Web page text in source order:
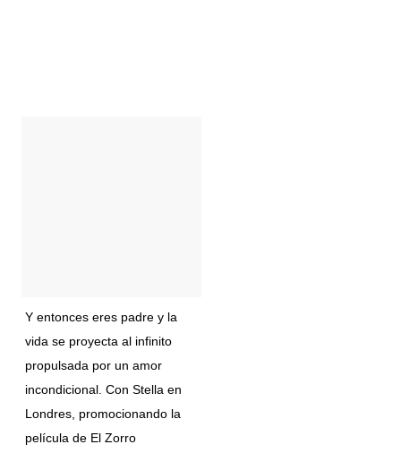
Y entonces eres padre y la
vida se proyecta al infinito
propulsada por un amor
incondicional. Con Stella en
Londres, promocionando la
película de El Zorro